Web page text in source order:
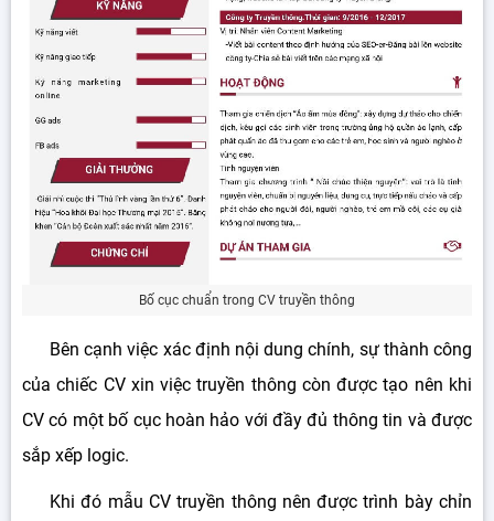
Bố cục chuẩn trong CV truyền thông
Bên cạnh việc xác định nội dung chính, sự thành công
của chiếc CV xin việc truyền thông còn được tạo nên khi
CV có một bố cục hoàn hảo với đầy đủ thông tin và được
sắp xếp logic.
Khi đó mẫu CV truyền thông nên được trình bày chỉn